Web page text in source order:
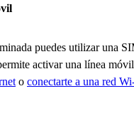
puedes utilizar una
activar una línea
o conectarte a una red